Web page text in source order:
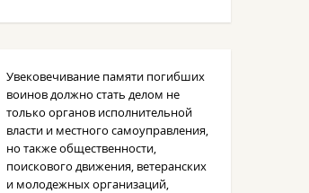
Увековечивание памяти погибших
воинов должно стать делом не
только органов исполнительной
власти и местного самоуправления,
но также общественности,
поискового движения, ветеранских
и молодежных организаций,